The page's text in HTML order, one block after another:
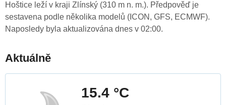
Hoštice leží v kraji Zlínský (310 m n. m.). Předpověď je
sestavena podle několika modelů (ICON, GFS, ECMWF).
Naposledy byla aktualizována dnes v 02:00.
Aktuálně
15.4 °C